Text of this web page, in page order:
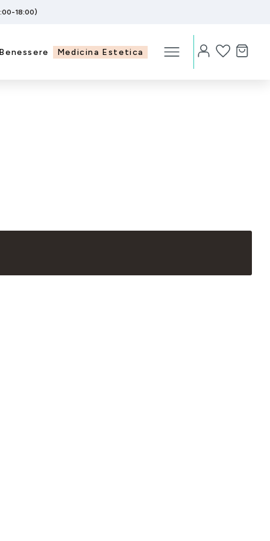
18:00)
Benessere Medicina Estetica